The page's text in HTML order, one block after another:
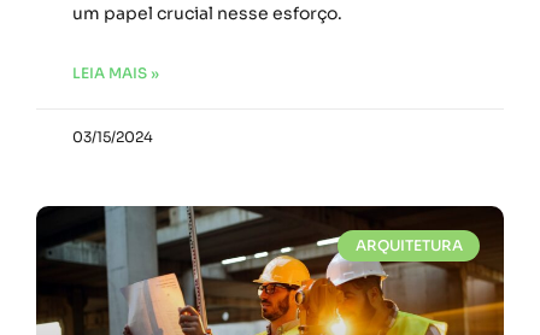
um papel crucial nesse esforço.
LEIA MAIS »
03/15/2024
ARQUITETURA